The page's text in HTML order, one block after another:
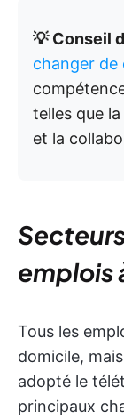
💡 Conseil
changer de
telles que
et la
emplois
Tous les
domicile,
adopté le
principaux